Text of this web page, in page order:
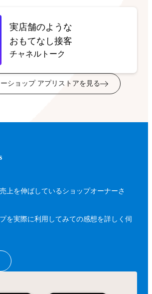
実店舗のような
おもてなし接客
チャネルトーク
ショップ アプリストアを見る
上を伸ばしているショップオーナーさ
を実際に利用してみての感想を詳しく伺